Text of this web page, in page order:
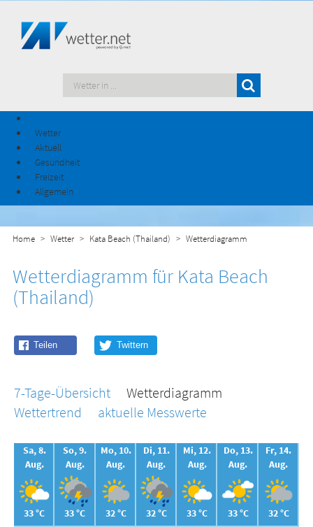
Wetter
Aktuell
Gesundheit
Freizeit
Allgemein
Home Wetter Kata Beach (Thailand) Wetterdiagramm
Wetterdiagramm für Kata Beach
(Thailand)
7-Tage-Übersicht
Wetterdiagramm
Wettertrend
aktuelle Messwerte
Sa, 8.
Aug.
33 °C
So, 9.
Aug.
33 °C
Mo, 10.
Aug.
32 °C
Di, 11.
Aug.
32 °C
Mi, 12.
Aug.
33 °C
Do, 13.
Aug.
33 °C
Fr, 14.
Aug.
32 °C